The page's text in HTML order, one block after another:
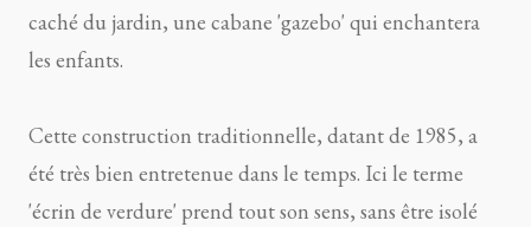
caché du jardin, une cabane 'gazebo' qui enchantera
les enfants.
Cette construction traditionnelle, datant de 1985, a
été très bien entretenue dans le temps. Ici le terme
'écrin de verdure' prend tout son sens, sans être isolé